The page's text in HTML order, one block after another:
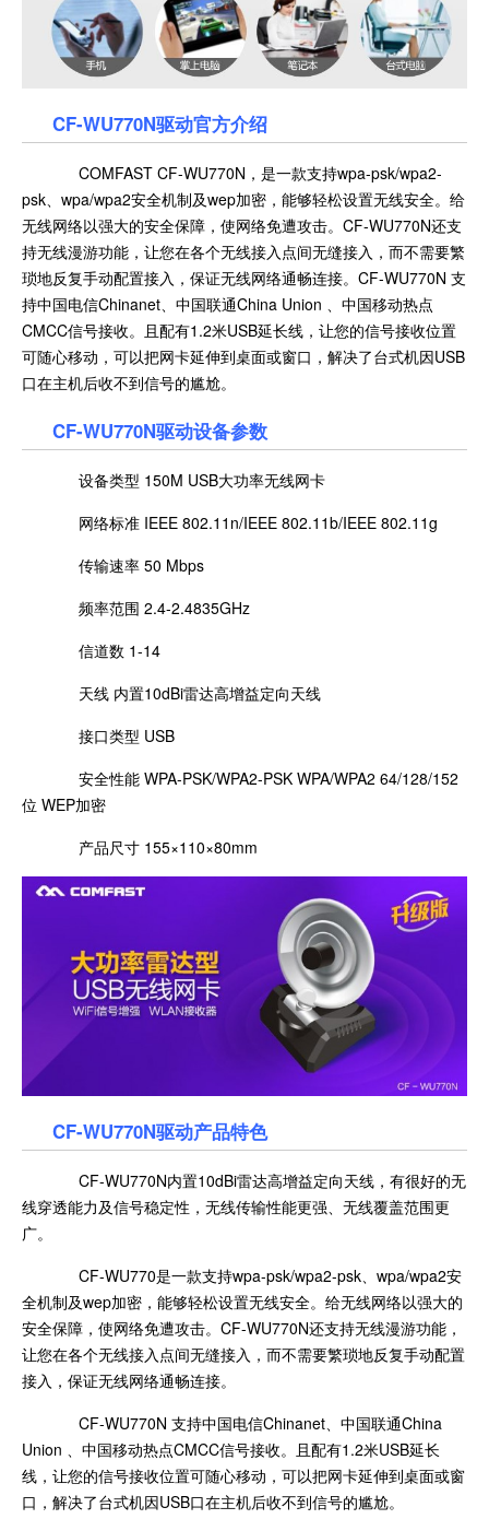
CF-WU770N驱动官方介绍
COMFAST CF-WU770N，是一款支持wpa-psk/wpa2-
psk、wpa/wpa2安全机制及wep加密，能够轻松设置无线安全。给
无线网络以强大的安全保障，使网络免遭攻击。CF-WU770N还支
持无线漫游功能，让您在各个无线接入点间无缝接入，而不需要繁
琐地反复手动配置接入，保证无线网络通畅连接。CF-WU770N 支
持中国电信Chinanet、中国联通China Union 、中国移动热点
CMCC信号接收。且配有1.2米USB延长线，让您的信号接收位置
可随心移动，可以把网卡延伸到桌面或窗口，解决了台式机因USB
口在主机后收不到信号的尴尬。
CF-WU770N驱动设备参数
设备类型 150M USB大功率无线网卡
网络标准 IEEE 802.11n/IEEE 802.11b/IEEE 802.11g
传输速率 50 Mbps
频率范围 2.4-2.4835GHz
信道数 1-14
天线 内置10dBi雷达高增益定向天线
接口类型 USB
安全性能 WPA-PSK/WPA2-PSK WPA/WPA2 64/128/152
位 WEP加密
产品尺寸 155×110×80mm
CF-WU770N驱动产品特色
CF-WU770N内置10dBi雷达高增益定向天线，有很好的无
线穿透能力及信号稳定性，无线传输性能更强、无线覆盖范围更
广。
CF-WU770是一款支持wpa-psk/wpa2-psk、wpa/wpa2安
全机制及wep加密，能够轻松设置无线安全。给无线网络以强大的
安全保障，使网络免遭攻击。CF-WU770N还支持无线漫游功能，
让您在各个无线接入点间无缝接入，而不需要繁琐地反复手动配置
接入，保证无线网络通畅连接。
CF-WU770N 支持中国电信Chinanet、中国联通China
Union 、中国移动热点CMCC信号接收。且配有1.2米USB延长
线，让您的信号接收位置可随心移动，可以把网卡延伸到桌面或窗
口，解决了台式机因USB口在主机后收不到信号的尴尬。